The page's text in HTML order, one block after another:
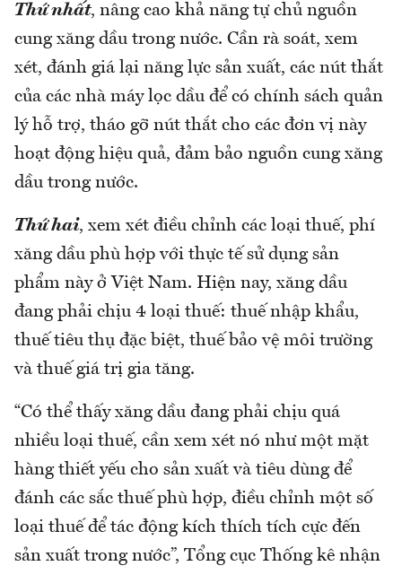
Thứ nhất, nâng cao khả năng tự chủ nguồn
cung xăng dầu trong nước. Cần rà soát, xem
xét, đánh giá lại năng lực sản xuất, các nút thắt
của các nhà máy lọc dầu để có chính sách quản
lý hỗ trợ, tháo gỡ nút thắt cho các đơn vị này
hoạt động hiệu quả, đảm bảo nguồn cung xăng
dầu trong nước.
Thứ hai, xem xét điều chỉnh các loại thuế, phí
xăng dầu phù hợp với thực tế sử dụng sản
phẩm này ở Việt Nam. Hiện nay, xăng dầu
đang phải chịu 4 loại thuế: thuế nhập khẩu,
thuế tiêu thụ đặc biệt, thuế bảo vệ môi trường
và thuế giá trị gia tăng.
“Có thể thấy xăng dầu đang phải chịu quá
nhiều loại thuế, cần xem xét nó như một mặt
hàng thiết yếu cho sản xuất và tiêu dùng để
đánh các sắc thuế phù hợp, điều chỉnh một số
loại thuế để tác động kích thích tích cực đến
sản xuất trong nước”, Tổng cục Thống kê nhận